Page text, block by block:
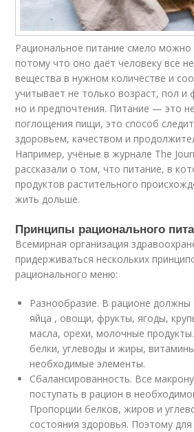
Рациональное питание смело
потому что оно даёт человеку все
вещества в нужном количестве и
учитывает не только возраст, пол и
но и предпочтения. Питание — это
поглощения пищи, это способ
здоровьем, качеством и
Например, учёные в журнале The
рассказали о том, что питание, в
продуктов растительного
жить дольше.
Принципы рационального
Всемирная организация
придерживаться нескольких
рационального меню:
Разнообразие. В рационе
яйца , овощи, фрукты, ягоды,
масла, орехи, молочные
белки, углеводы и жиры,
необходимые элементы.
Сбалансированность. Все
поступать в рацион в
Пропорции белков, жиров и
состояния здоровья. Поэтому